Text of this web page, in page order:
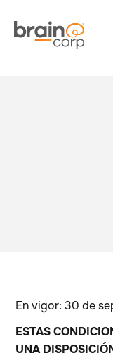
En vigor: 30 de
ESTAS
UNA